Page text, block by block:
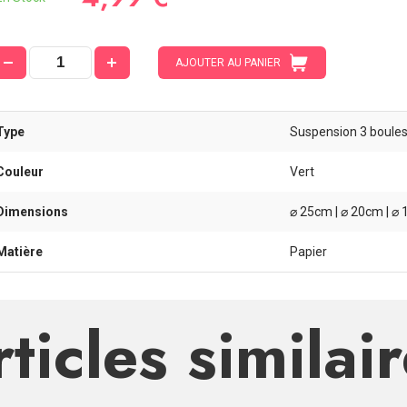
AJOUTER AU PANIER
Suspension 3 boules
Vert
⌀ 25cm | ⌀ 20cm | ⌀
Papier